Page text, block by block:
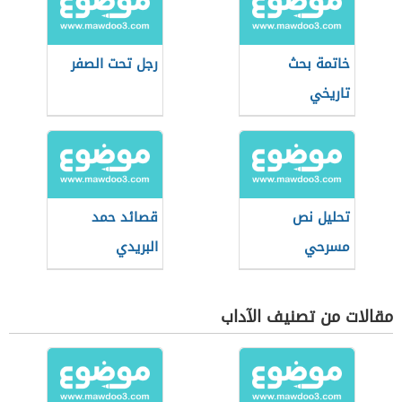
خاتمة بحث
تاريخي
رجل تحت الصفر
تحليل نص
مسرحي
قصائد حمد
البريدي
مقالات من تصنيف الآداب